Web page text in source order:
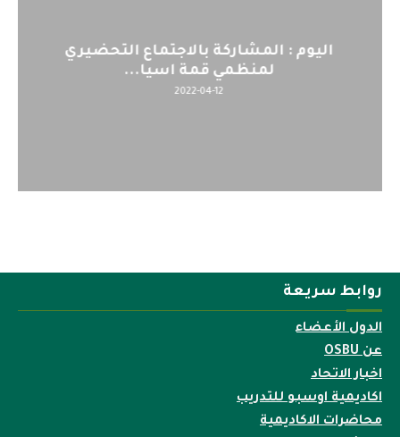
اليوم : المشاركة بالاجتماع التحضيري
لمنظمي قمة اسيا...
2022-04-12
روابط سريعة
الدول الأعضاء
عن OSBU
اخبار الاتحاد
اكاديمية اوسبو للتدريب
محاضرات الاكاديمية